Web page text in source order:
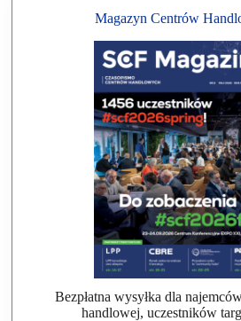
Magazyn Centrów
Bezpłatna wysyłka dla
handlowej, uczestników